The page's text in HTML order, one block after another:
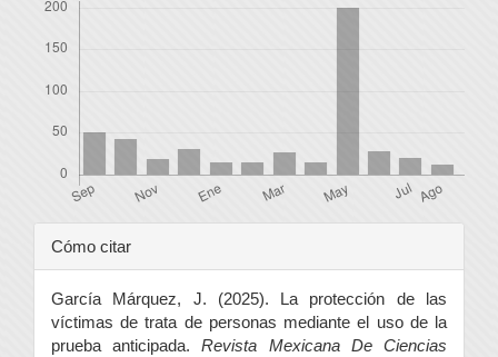
Detalles
del
artículo
Cómo citar
García Márquez, J. (2025). La protección de las
víctimas de trata de personas mediante el uso de la
prueba anticipada.Revista Mexicana De Ciencias